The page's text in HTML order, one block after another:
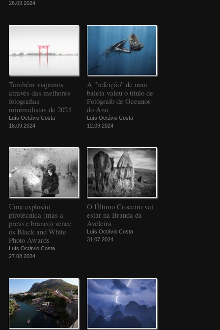
26.09.2024
Também viajamos
através das melhores
fotografias
minimalistas de 2024
Luís Octávio Costa
18.09.2024
A "refeição" de uma
baleia valeu o título de
Fotógrafo de Oceanos
do Ano
Luís Octávio Costa
12.09.2024
Uma explosão
pirotécnica (mas a
preto e branco) vence
os Black and White
Photo Awards
Luís Octávio Costa
27.08.2024
O Último Croceiro vai
estar na Branda da
Aveleira
Luís Octávio Costa
31.07.2024